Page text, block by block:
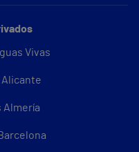
Vivas
Alicante
Almería